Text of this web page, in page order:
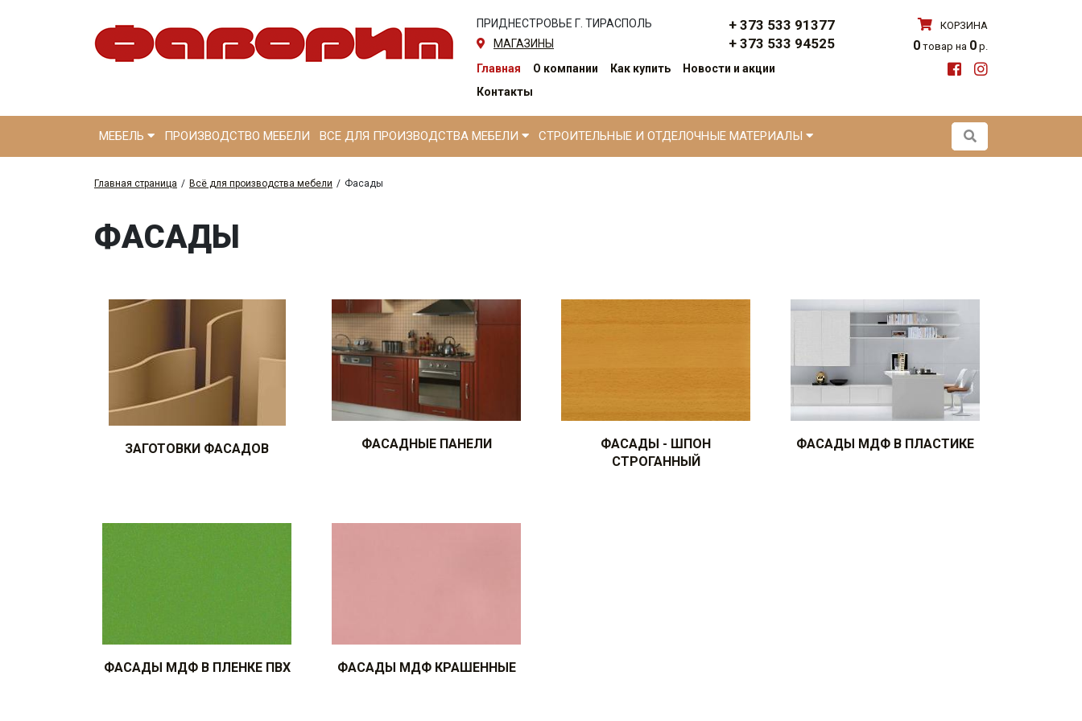
ПРИДНЕСТРОВЬЕ Г. ТИРАСПОЛЬ
МАГАЗИНЫ
+ 373 533 91377
+ 373 533 94525
Главная О компании Как купить
Новости и акции
Контакты
КОРЗИНА
0 товар на 0 р.
МЕБЕЛЬ ПРОИЗВОДСТВО МЕБЕЛИ ВСЕ ДЛЯ ПРОИЗВОДСТВА МЕБЕЛИ СТРОИТЕЛЬНЫЕ И ОТДЕЛОЧНЫЕ МАТЕРИАЛЫ
Главная страница / Всё для производства мебели / Фасады
ФАСАДЫ
ЗАГОТОВКИ ФАСАДОВ ФАСАДНЫЕ ПАНЕЛИ
ФАСАДЫ - ШПОН
СТРОГАННЫЙ
ФАСАДЫ МДФ В ПЛАСТИКЕ
ФАСАДЫ МДФ В ПЛЕНКЕ ПВХ ФАСАДЫ МДФ КРАШЕННЫЕ